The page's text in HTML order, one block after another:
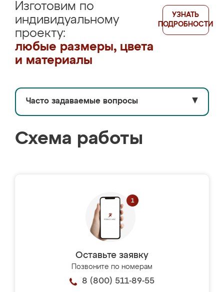
Изготовим по
индивидуальному
проекту:
любые размеры, цвета
и материалы
УЗНАТЬ
ПОДРОБНОСТИ
Часто задаваемые вопросы ▼
Схема работы
Оставьте заявку
Позвоните по номерам
8 (800) 511-89-55